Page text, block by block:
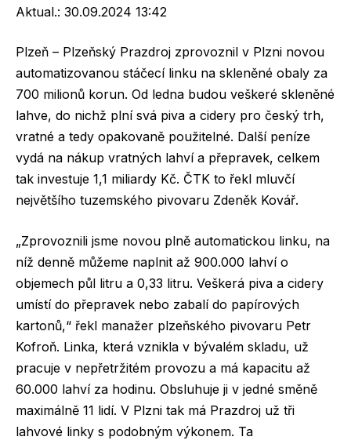
Aktual.: 30.09.2024 13:42
Plzeň – Plzeňský Prazdroj zprovoznil v Plzni novou
automatizovanou stáčecí linku na skleněné obaly za
700 milionů korun. Od ledna budou veškeré skleněné
lahve, do nichž plní svá piva a cidery pro český trh,
vratné a tedy opakovaně použitelné. Další peníze
vydá na nákup vratných lahví a přepravek, celkem
tak investuje 1,1 miliardy Kč. ČTK to řekl mluvčí
největšího tuzemského pivovaru Zdeněk Kovář.
„Zprovoznili jsme novou plně automatickou linku, na
níž denně můžeme naplnit až 900.000 lahví o
objemech půl litru a 0,33 litru. Veškerá piva a cidery
umístí do přepravek nebo zabalí do papírových
kartonů,“ řekl manažer plzeňského pivovaru Petr
Kofroň. Linka, která vznikla v bývalém skladu, už
pracuje v nepřetržitém provozu a má kapacitu až
60.000 lahví za hodinu. Obsluhuje ji v jedné směně
maximálně 11 lidí. V Plzni tak má Prazdroj už tři
lahvové linky s podobným výkonem. Ta